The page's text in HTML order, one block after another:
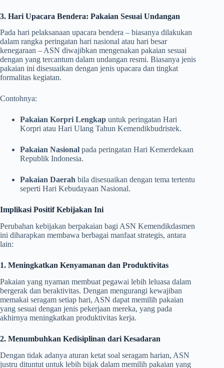
3. Hari Upacara Bendera: Pakaian Sesuai Undangan
Pada hari pelaksanaan upacara bendera – biasanya dilakukan
dalam rangka peringatan hari nasional atau hari besar
kenegaraan – ASN diwajibkan mengenakan pakaian sesuai
dengan yang tercantum dalam undangan resmi. Biasanya jenis
pakaian ini disesuaikan dengan jenis upacara dan tingkat
formalitas kegiatan.
Contohnya:
Pakaian Korpri Lengkap untuk peringatan Hari
Korpri atau Hari Ulang Tahun Kemendikbudristek.
Pakaian Nasional pada peringatan Hari Kemerdekaan
Republik Indonesia.
Pakaian Daerah bila disesuaikan dengan tema tertentu
seperti Hari Kebudayaan Nasional.
Implikasi Positif Kebijakan Ini
Perubahan kebijakan berpakaian bagi ASN Kemendikdasmen
ini diharapkan membawa berbagai manfaat strategis, antara
lain:
1. Meningkatkan Kenyamanan dan Produktivitas
Pakaian yang nyaman membuat pegawai lebih leluasa dalam
bergerak dan beraktivitas. Dengan mengurangi kewajiban
memakai seragam setiap hari, ASN dapat memilih pakaian
yang sesuai dengan jenis pekerjaan mereka, yang pada
akhirnya meningkatkan produktivitas kerja.
2. Menumbuhkan Kedisiplinan dari Kesadaran
Dengan tidak adanya aturan ketat soal seragam harian, ASN
justru dituntut untuk lebih bijak dalam memilih pakaian yang